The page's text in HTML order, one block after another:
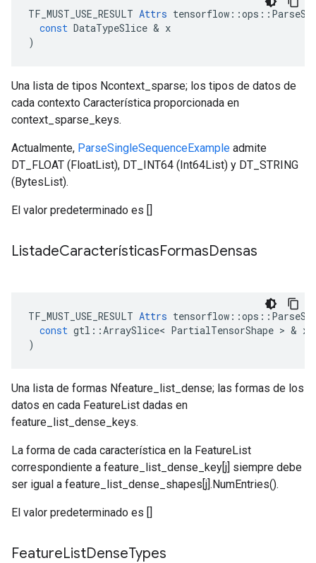
TF_MUST_USE_RESULT Attrs tensorflow ::ops ::
const DataTypeSlice & x
)
Una lista de tipos Ncontext_sparse; los tipos de datos de
cada contexto Característica proporcionada en
context_sparse_keys.
Actualmente, ParseSingleSequenceExample admite
DT_FLOAT (FloatList), DT_INT64 (Int64List) y DT_STRING
(BytesList).
El valor predeterminado es []
ListadeCaracterísticasFormasDensas
TF_MUST_USE_RESULT Attrs tensorflow ::ops ::
const gtl ::ArraySlice< PartialTensorShape > & x
)
Una lista de formas Nfeature_list_dense; las formas de los
datos en cada FeatureList dadas en
feature_list_dense_keys.
La forma de cada característica en la FeatureList
correspondiente a feature_list_dense_key[j] siempre debe
ser igual a feature_list_dense_shapes[j].NumEntries().
El valor predeterminado es []
FeatureListDenseTypes